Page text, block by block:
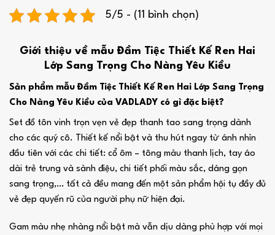
5/5 - (11 bình chọn)
Giới thiệu về mẫu Đầm Tiệc Thiết Kế Ren Hai
Lớp Sang Trọng Cho Nàng Yêu Kiều
Sản phẩm mẫu Đầm Tiệc Thiết Kế Ren Hai Lớp Sang Trọng
Cho Nàng Yêu Kiều của VADLADY có gì đặc biệt?
Set đồ tôn vinh trọn vẹn vẻ đẹp thanh tao sang trọng dành
cho các quý cô. Thiết kế nổi bật và thu hút ngay từ ánh nhìn
đầu tiên với các chi tiết: cổ ôm – tông màu thanh lịch, tay áo
dài trẻ trung và sành điệu, chi tiết phối màu sắc, dáng gọn
sang trọng,… tất cả đều mang đến một sản phẩm hội tụ đầy đủ
vẻ đẹp quyến rũ của người phụ nữ hiện đại.
Gam màu nhẹ nhàng nổi bật mà vẫn dịu dàng phù hợp với mọi